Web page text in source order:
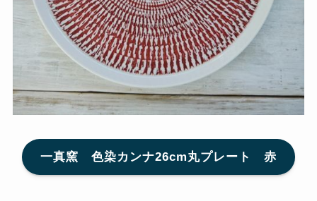
一真窯 色染カンナ26cm丸プレート 赤